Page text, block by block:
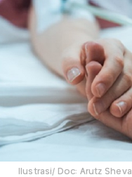
Ilustrasi/ Doc: Arutz Sheva